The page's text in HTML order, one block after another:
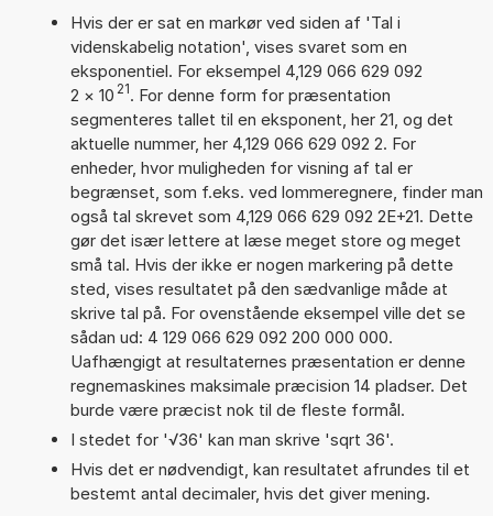
Hvis der er sat en markør ved siden af 'Tal i
videnskabelig notation', vises svaret som en
eksponentiel. For eksempel 4,129 066 629 092
2 × 10 21. For denne form for præsentation
segmenteres tallet til en eksponent, her 21, og det
aktuelle nummer, her 4,129 066 629 092 2. For
enheder, hvor muligheden for visning af tal er
begrænset, som f.eks. ved lommeregnere, finder man
også tal skrevet som 4,129 066 629 092 2E+21. Dette
gør det især lettere at læse meget store og meget
små tal. Hvis der ikke er nogen markering på dette
sted, vises resultatet på den sædvanlige måde at
skrive tal på. For ovenstående eksempel ville det se
sådan ud: 4 129 066 629 092 200 000 000.
Uafhængigt at resultaternes præsentation er denne
regnemaskines maksimale præcision 14 pladser. Det
burde være præcist nok til de fleste formål.
I stedet for '√36' kan man skrive 'sqrt 36'.
Hvis det er nødvendigt, kan resultatet afrundes til et
bestemt antal decimaler, hvis det giver mening.